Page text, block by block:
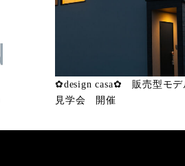
✿design casa✿ 販売型モデ
見学会 開催